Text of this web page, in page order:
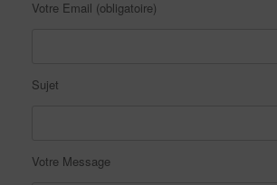
Votre Email (obligatoire)
Sujet
Votre Message